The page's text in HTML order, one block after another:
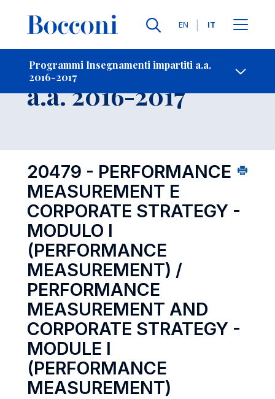
Lingue
EN IT
Programmi Insegnamenti impartiti a.a.
2016-2017
-
Insegnamento
a.a. 2016-2017
20479 - PERFORMANCE
MEASUREMENT E
CORPORATE STRATEGY -
MODULO I
(PERFORMANCE
MEASUREMENT) /
PERFORMANCE
MEASUREMENT AND
CORPORATE STRATEGY -
MODULE I
(PERFORMANCE
MEASUREMENT)